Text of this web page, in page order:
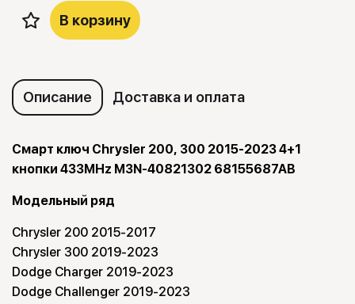
В корзину
Описание Доставка и оплата
Смарт ключ Chrysler 200, 300 2015-2023 4+1
кнопки 433MHz M3N-40821302 68155687AB
Модельный ряд
Chrysler 200 2015-2017
Chrysler 300 2019-2023
Dodge Charger 2019-2023
Dodge Challenger 2019-2023